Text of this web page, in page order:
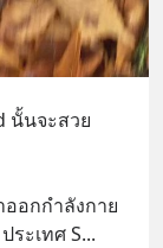
นั้นจะสวย
อกกำลังกาย
ระเทศ S...